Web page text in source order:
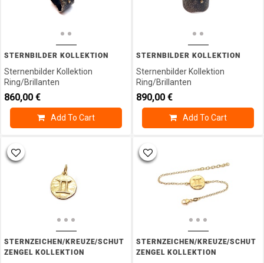
STERNBILDER KOLLEKTION
Sternenbilder Kollektion
Ring/Brillanten
860,00 €
Add To Cart
STERNBILDER KOLLEKTION
Sternenbilder Kollektion
Ring/Brillanten
890,00 €
Add To Cart
STERNZEICHEN/KREUZE/SCHUT
ZENGEL KOLLEKTION
STERNZEICHEN/KREUZE/SCHUT
ZENGEL KOLLEKTION